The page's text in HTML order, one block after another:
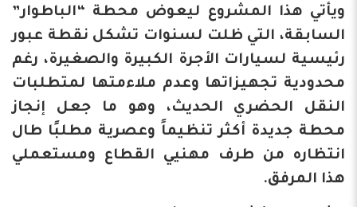
ويأتي هذا المشروع ليعوض محطة “الباطوار”
السابقة، التي ظلت لسنوات تشكل نقطة عبور
رئيسية لسيارات الأجرة الكبيرة والصغيرة، رغم
محدودية تجهيزاتها وعدم ملاءمتها لمتطلبات
النقل الحضري الحديث، وهو ما جعل إنجاز
محطة جديدة أكثر تنظيماً وعصرية مطلبًا طال
انتظاره من طرف مهنيي القطاع ومستعملي
هذا المرفق.